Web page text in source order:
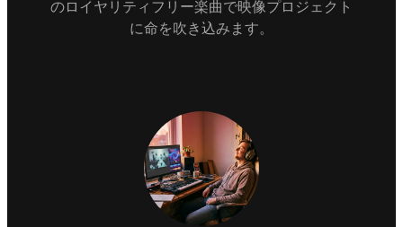
のロイヤリティフリー楽曲で映像プロジェクト
に命を吹き込みます。